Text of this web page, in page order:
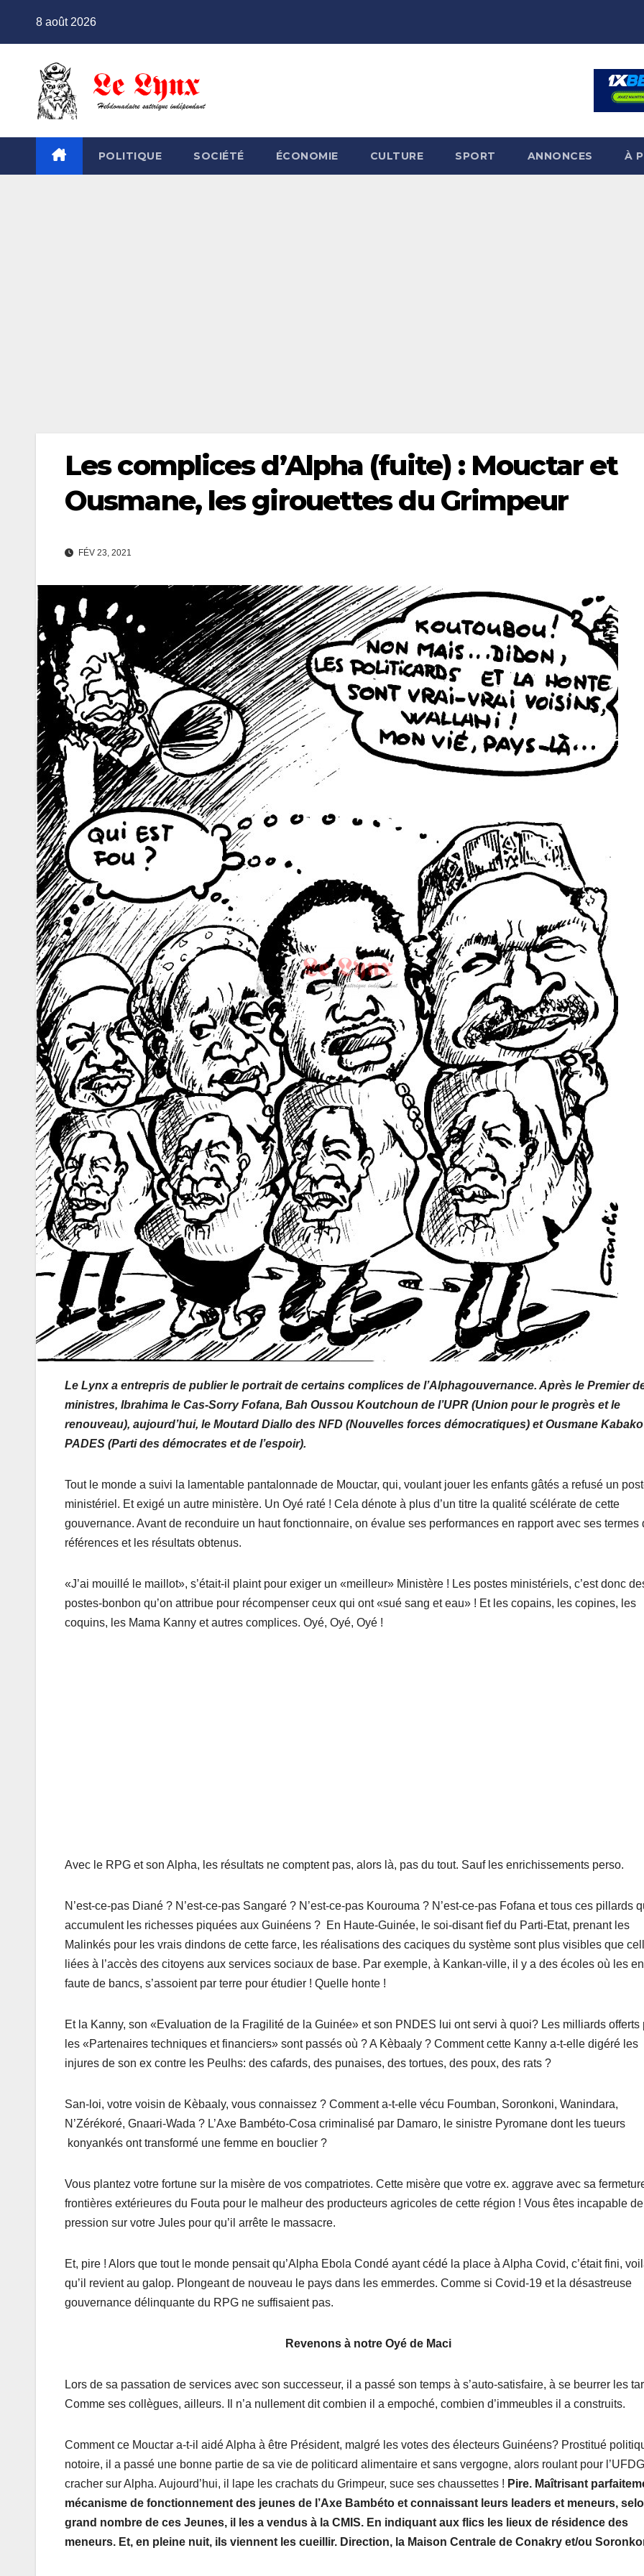
8 août 2026
POLITIQUE SOCIÉTÉ ÉCONOMIE CULTURE SPORT ANNONCES À
Les complices d’Alpha (fuite) : Mouctar et
Ousmane, les girouettes du Grimpeur
FÉV 23, 2021
Le Lynx a entrepris de publier le portrait de certains complices de l’Alphagouvernance. Après le Premier
ministres, Ibrahima le Cas-Sorry Fofana, Bah Oussou Koutchoun de l’UPR (Union pour le progrès et le
renouveau), aujourd’hui, le Moutard Diallo des NFD (Nouvelles forces démocratiques) et Ousmane
PADES (Parti des démocrates et de l’espoir).
Tout le monde a suivi la lamentable pantalonnade de Mouctar, qui, voulant jouer les enfants gâtés a refusé un
ministériel. Et exigé un autre ministère. Un Oyé raté ! Cela dénote à plus d’un titre la qualité scélérate de cette
gouvernance. Avant de reconduire un haut fonctionnaire, on évalue ses performances en rapport avec ses termes
références et les résultats obtenus.
«J’ai mouillé le maillot», s’était-il plaint pour exiger un «meilleur» Ministère ! Les postes ministériels, c’est donc
postes-bonbon qu’on attribue pour récompenser ceux qui ont «sué sang et eau» ! Et les copains, les copines, les
coquins, les Mama Kanny et autres complices. Oyé, Oyé, Oyé !
Avec le RPG et son Alpha, les résultats ne comptent pas, alors là, pas du tout. Sauf les enrichissements perso.
N’est-ce-pas Diané ? N’est-ce-pas Sangaré ? N’est-ce-pas Kourouma ? N’est-ce-pas Fofana et tous ces pillards
accumulent les richesses piquées aux Guinéens ? En Haute-Guinée, le soi-disant fief du Parti-Etat, prenant les
Malinkés pour les vrais dindons de cette farce, les réalisations des caciques du système sont plus visibles que
liées à l’accès des citoyens aux services sociaux de base. Par exemple, à Kankan-ville, il y a des écoles où les
faute de bancs, s’assoient par terre pour étudier ! Quelle honte !
Et la Kanny, son «Evaluation de la Fragilité de la Guinée» et son PNDES lui ont servi à quoi? Les milliards offerts
les «Partenaires techniques et financiers» sont passés où ? A Kèbaaly ? Comment cette Kanny a-t-elle digéré les
injures de son ex contre les Peulhs: des cafards, des punaises, des tortues, des poux, des rats ?
San-loi, votre voisin de Kèbaaly, vous connaissez ? Comment a-t-elle vécu Foumban, Soronkoni, Wanindara,
N’Zérékoré, Gnaari-Wada ? L’Axe Bambéto-Cosa criminalisé par Damaro, le sinistre Pyromane dont les tueurs
konyankés ont transformé une femme en bouclier ?
Vous plantez votre fortune sur la misère de vos compatriotes. Cette misère que votre ex. aggrave avec sa
frontières extérieures du Fouta pour le malheur des producteurs agricoles de cette région ! Vous êtes incapable
pression sur votre Jules pour qu’il arrête le massacre.
Et, pire ! Alors que tout le monde pensait qu’Alpha Ebola Condé ayant cédé la place à Alpha Covid, c’était fini,
qu’il revient au galop. Plongeant de nouveau le pays dans les emmerdes. Comme si Covid-19 et la désastreuse
gouvernance délinquante du RPG ne suffisaient pas.
Revenons à notre Oyé de Maci
Lors de sa passation de services avec son successeur, il a passé son temps à s’auto-satisfaire, à se beurrer les
Comme ses collègues, ailleurs. Il n’a nullement dit combien il a empoché, combien d’immeubles il a construits.
Comment ce Mouctar a-t-il aidé Alpha à être Président, malgré les votes des électeurs Guinéens? Prostitué
notoire, il a passé une bonne partie de sa vie de politicard alimentaire et sans vergogne, alors roulant pour
cracher sur Alpha. Aujourd’hui, il lape les crachats du Grimpeur, suce ses chaussettes ! Pire. Maîtrisant
mécanisme de fonctionnement des jeunes de l’Axe Bambéto et connaissant leurs leaders et meneurs,
grand nombre de ces Jeunes, il les a vendus à la CMIS. En indiquant aux flics les lieux de résidence des
meneurs. Et, en pleine nuit, ils viennent les cueillir. Direction, la Maison Centrale de Conakry et/ou